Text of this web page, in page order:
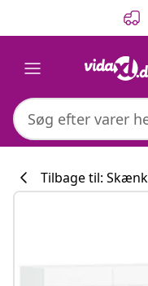
Tilbage til: